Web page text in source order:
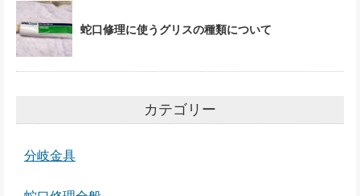
蛇口修理に使うグリスの種類について
カテゴリー
分岐金具